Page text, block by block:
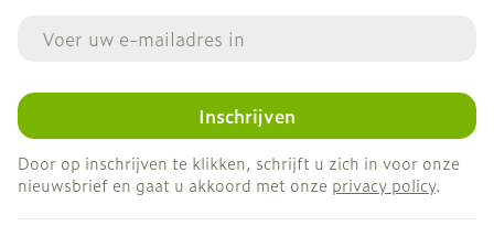
Inschrijven
Door op inschrijven te klikken, schrijft u zich in voor onze
nieuwsbrief en gaat u akkoord met onze privacy policy.